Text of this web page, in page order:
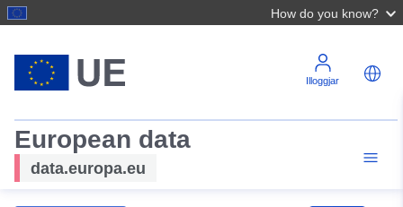
How do you know?
Illoggjar
European data
data.europa.eu